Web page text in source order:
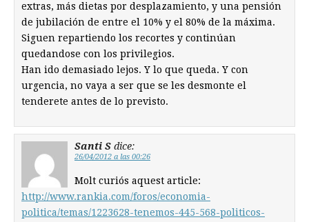
extras, más dietas por desplazamiento, y una pensión
de jubilación de entre el 10% y el 80% de la máxima.
Siguen repartiendo los recortes y continúan
quedandose con los privilegios.
Han ido demasiado lejos. Y lo que queda. Y con
urgencia, no vaya a ser que se les desmonte el
tenderete antes de lo previsto.
Santi S dice:
26/04/2012 a las 00:26
Molt curiós aquest article:
http://www.rankia.com/foros/economia-
politica/temas/1223628-tenemos-445-568-politicos-